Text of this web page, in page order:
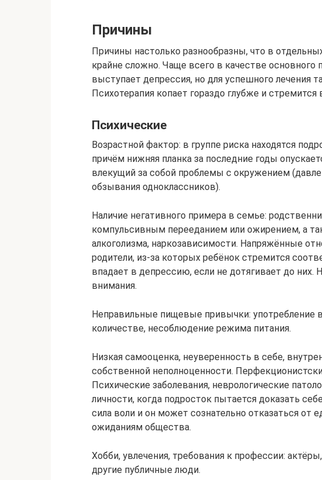
Причины
Причины настолько разнообразны, что в
крайне сложно. Чаще всего в качестве
выступает депрессия, но для успешного лечения
Психотерапия копает гораздо глубже и
Психические
Возрастной фактор: в группе риска находятся
причём нижняя планка за последние годы
влекущий за собой проблемы с окружением
обзывания одноклассников).
Наличие негативного примера в семье:
компульсивным перееданием или ожирением, а
алкоголизма, наркозависимости. Напряжённые
родители, из-за которых ребёнок стремится
впадает в депрессию, если не дотягивает до них.
внимания.
Неправильные пищевые привычки: употребление
количестве, несоблюдение режима питания.
Низкая самооценка, неуверенность в себе,
собственной неполноценности.
Психические заболевания, неврологические
личности, когда подросток пытается доказать
сила воли и он может сознательно отказаться от
ожиданиям общества.
Хобби, увлечения, требования к профессии:
другие публичные люди.